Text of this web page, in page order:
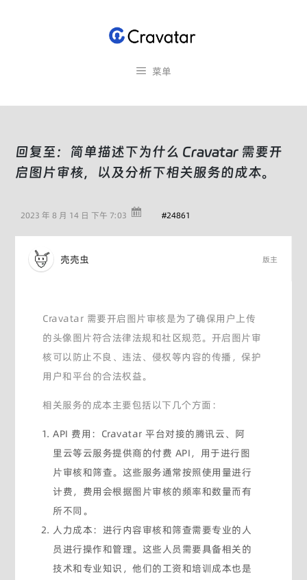
菜单
回复至：简单描述下为什么 Cravatar 需要开
启图片审核，以及分析下相关服务的成本。
2023 年 8 月 14 日 下午 7:03 #24861
壳壳虫 版主
Cravatar 需要开启图片审核是为了确保用户上传
的头像图片符合法律法规和社区规范。开启图片审
核可以防止不良、违法、侵权等内容的传播，保护
用户和平台的合法权益。
相关服务的成本主要包括以下几个方面：
API 费用：Cravatar 平台对接的腾讯云、阿
里云等云服务提供商的付费 API，用于进行图
片审核和筛查。这些服务通常按照使用量进行
计费，费用会根据图片审核的频率和数量而有
所不同。
人力成本：进行内容审核和筛查需要专业的人
员进行操作和管理。这些人员需要具备相关的
技术和专业知识，他们的工资和培训成本也是